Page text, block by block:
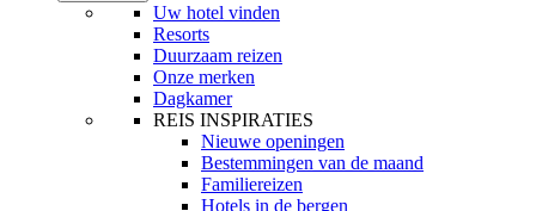
Uw hotel vinden
Resorts
Duurzaam reizen
Onze merken
Dagkamer
REIS INSPIRATIES
Nieuwe openingen
Bestemmingen van de maand
Familiereizen
Hotels in de bergen